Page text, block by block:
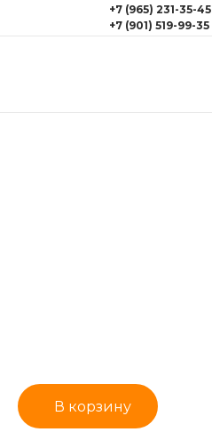
+7 (965) 231-35-45
+7 (901) 519-99-35
В корзину